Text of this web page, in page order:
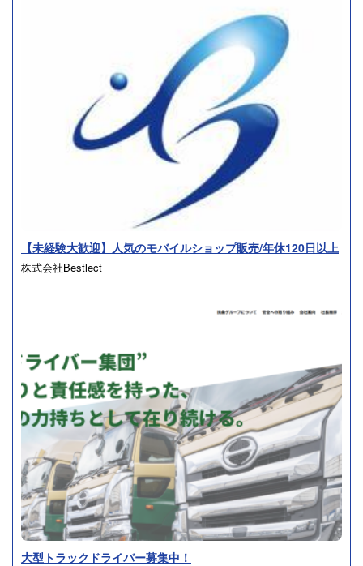
【未経験大歓迎】人気のモバイルショップ販売/年休120日以上
株式会社Bestlect
大型トラックドライバー募集中！